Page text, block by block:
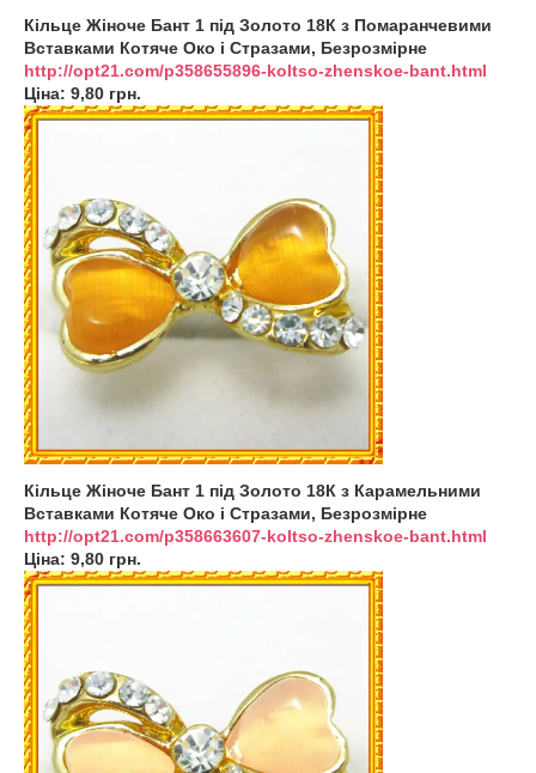
Кільце Жіноче Бант 1 під Золото 18К з Помаранчевими
Вставками Котяче Око і Стразами, Безрозмірне
http://opt21.com/p358655896-koltso-zhenskoe-bant.html
Ціна: 9,80 грн.
Кільце Жіноче Бант 1 під Золото 18К з Карамельними
Вставками Котяче Око і Стразами, Безрозмірне
http://opt21.com/p358663607-koltso-zhenskoe-bant.html
Ціна: 9,80 грн.